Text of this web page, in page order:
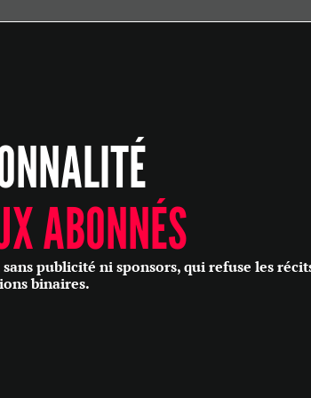
SANTÉ
PHILOSOPHIE
CULTURE
SOCIÉTÉ
ABONNÉS
publicité ni sponsors, qui refuse les
binaires.